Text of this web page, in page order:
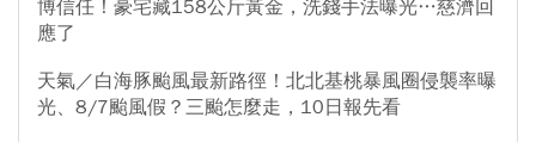
博信任！豪宅藏158公斤黃金，洗錢手法曝光…慈濟回
應了
天氣／白海豚颱風最新路徑！北北基桃暴風圈侵襲率曝
光、8/7颱風假？三颱怎麼走，10日報先看